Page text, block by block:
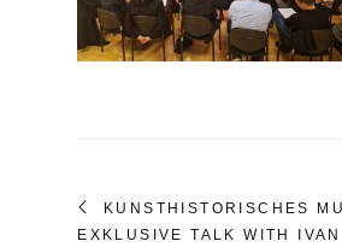
KUNSTHISTORISCHES
EXKLUSIVE TALK WITH